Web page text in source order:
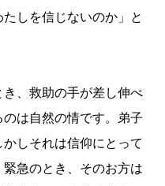
しを信じないのか」と
、救助の手が差し伸べ
は自然の情です。弟子
しそれは信仰にとって
急のとき、そのお方は